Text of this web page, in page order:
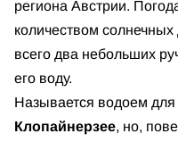
региона Австрии.
количеством
всего два небольших
его воду.
Называется водоем
Клопайнерзее, но,